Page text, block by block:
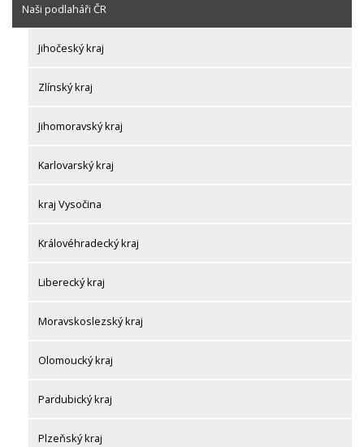
Naši podlaháři ČR
Jihočeský kraj
Zlínský kraj
Jihomoravský kraj
Karlovarský kraj
kraj Vysočina
Královéhradecký kraj
Liberecký kraj
Moravskoslezský kraj
Olomoucký kraj
Pardubický kraj
Plzeňský kraj